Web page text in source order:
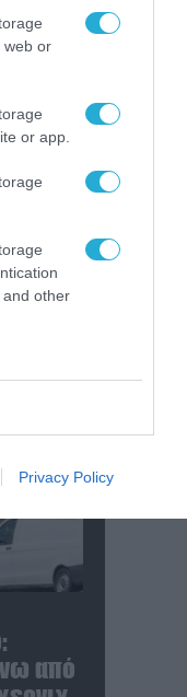
web or
or app.
other
Privacy Policy
Ντόχα μετά τη
του
από